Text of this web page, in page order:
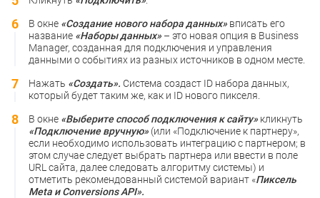
В окне «Создание нового набора данных» вписать его
название «Наборы данных» – это новая опция в Business
Manager, созданная для подключения и управления
данными о событиях из разных источников в одном месте.
Нажать «Создать». Система создаст ID набора данных,
который будет таким же, как и ID нового пикселя.
В окне «Выберите способ подключения к сайту» кликнуть
«Подключение вручную» (или «Подключение к партнеру»,
если необходимо использовать интеграцию с партнером; в
этом случае следует выбрать партнера или ввести в поле
URL сайта, далее следовать алгоритму системы) и
отметить рекомендованный системой вариант «Пиксель
Meta и Conversions API».